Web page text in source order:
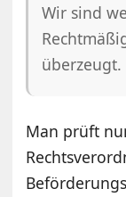
Wir sind
überzeugt.
Man prüft